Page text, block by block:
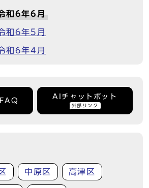
和6年6月
和6年5月
和6年4月
AIチャットボット
外部リンク
中原区 高津区